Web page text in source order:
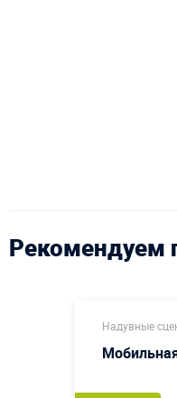
Рекомендуем
Надувные